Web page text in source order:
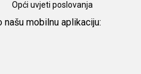
Opći uvjeti poslovanja
mobilnu aplikaciju: